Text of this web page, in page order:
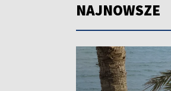
NAJNOWSZE